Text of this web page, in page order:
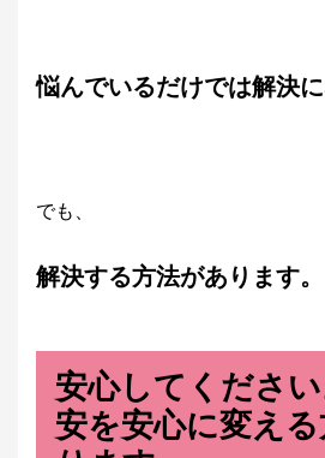
悩んでいるだけでは解決に
でも、
解決する方法があります。
安心してください
安を安心に変え